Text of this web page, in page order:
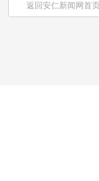
返回安仁新闻网首页